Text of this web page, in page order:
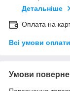
Детальніше
Оплата на
Всі умови оплати
Умови